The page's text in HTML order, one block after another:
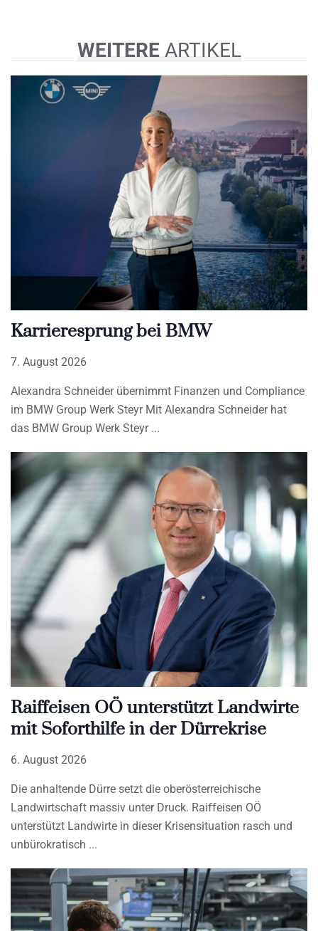
WEITEREARTIKEL
Karrieresprung bei BMW
7. August 2026
Alexandra Schneider übernimmt Finanzen und Compliance
im BMW Group Werk Steyr Mit Alexandra Schneider hat
das BMW Group Werk Steyr
Raiffeisen OÖ unterstützt Landwirte
mit Soforthilfe in der Dürrekrise
6. August 2026
Die anhaltende Dürre setzt die oberösterreichische
Landwirtschaft massiv unter Druck. Raiffeisen OÖ
unterstützt Landwirte in dieser Krisensituation rasch und
unbürokratisch